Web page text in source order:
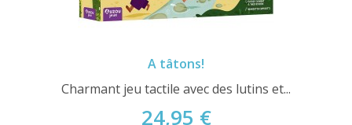
A tâtons!
Charmant jeu tactile avec des lutins et...
24,95 €